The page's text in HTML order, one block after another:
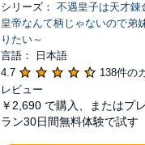
シリーズ： 不遇皇子は天才錬
皇帝なんて柄じゃないので弟
りたい～
言語： 日本語
4.7
138件の
レビュー
￥2,690 で購入、またはプ
ラン30日間無料体験で試す